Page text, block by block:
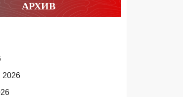
АРХИВ
2026